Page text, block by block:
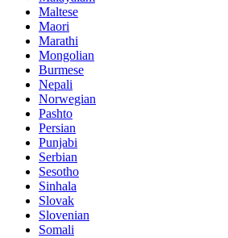
Maltese
Maori
Marathi
Mongolian
Burmese
Nepali
Norwegian
Pashto
Persian
Punjabi
Serbian
Sesotho
Sinhala
Slovak
Slovenian
Somali